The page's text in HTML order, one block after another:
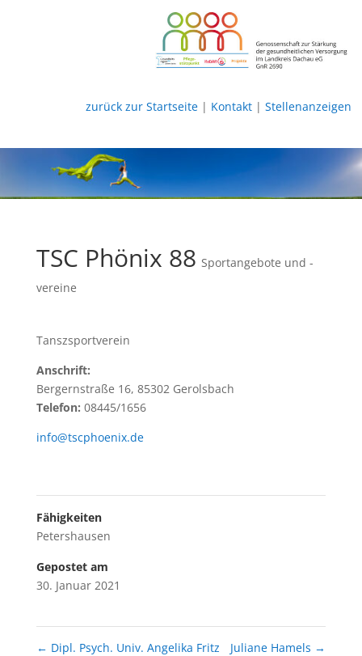
zurück zur Startseite| Kontakt| Stellenanzeigen
TSC Phönix 88 Sportangebote und -
vereine
Tanszsportverein
Anschrift:
Bergernstraße 16, 85302 Gerolsbach
Telefon: 08445/1656
info@tscphoenix.de
Fähigkeiten
Petershausen
Gepostet am
30. Januar 2021
← Dipl. Psych. Univ. Angelika Fritz Juliane Hamels →